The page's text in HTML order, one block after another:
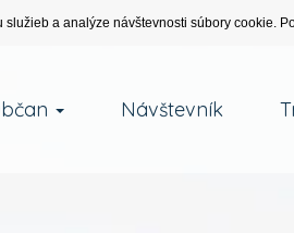
služieb a analýze návštevnosti súbory cookie.
Návštevník